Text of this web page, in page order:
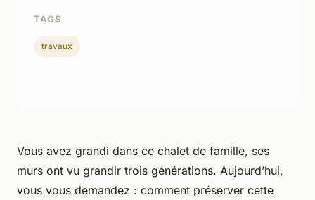
Vous avez grandi dans ce chalet de famille, ses
murs ont vu grandir trois générations. Aujourd’hui,
vous vous demandez : comment préserver cette
TAGS
travaux